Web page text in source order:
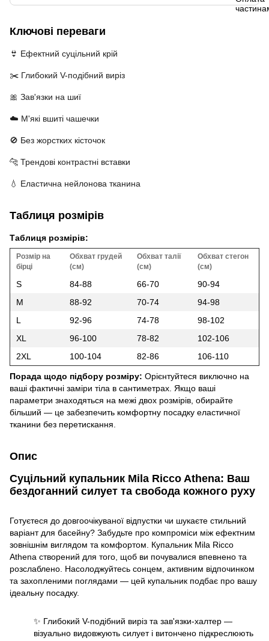
Ключові переваги
👙 Ефектний суцільний крій
✂️ Глибокий V-подібний виріз
🎀 Зав'язки на шиї
☁️ М'які вшиті чашечки
🚫 Без жорстких кісточок
🐆 Трендові контрастні вставки
💧 Еластична нейлонова тканина
Таблиця розмірів
Таблиця розмірів:
Розмір на
бірці
Обхват грудей
(см)
Обхват талії
(см)
Обхват стегон
(см)
S 84-88 66-70
90-94
M
88-92 70-74
94-98
L
92-96 74-78
98-102
XL
96-100 78-82
102-106
2XL
100-104 82-86 106-110
Порада щодо підбору розміру: Орієнтуйтеся виключно на
ваші фактичні заміри тіла в сантиметрах. Якщо ваші
параметри знаходяться на межі двох розмірів, обирайте
більший — це забезпечить комфортну посадку еластичної
тканини без перетискання.
Опис
Суцільний купальник Mila Ricco Athena: Ваш
бездоганний силует та свобода кожного руху
Готуєтеся до довгоочікуваної відпустки чи шукаєте стильний
варіант для басейну? Забудьте про компроміси між ефектним
зовнішнім виглядом та комфортом. Купальник Mila Ricco
Athena створений для того, щоб ви почувалися впевнено та
розслаблено. Насолоджуйтесь сонцем, активним відпочинком
та захопленими поглядами — цей купальник подбає про вашу
ідеальну посадку.
✨ Глибокий V-подібний виріз та зав'язки-халтер —
візуально видовжують силует і витончено підкреслюють